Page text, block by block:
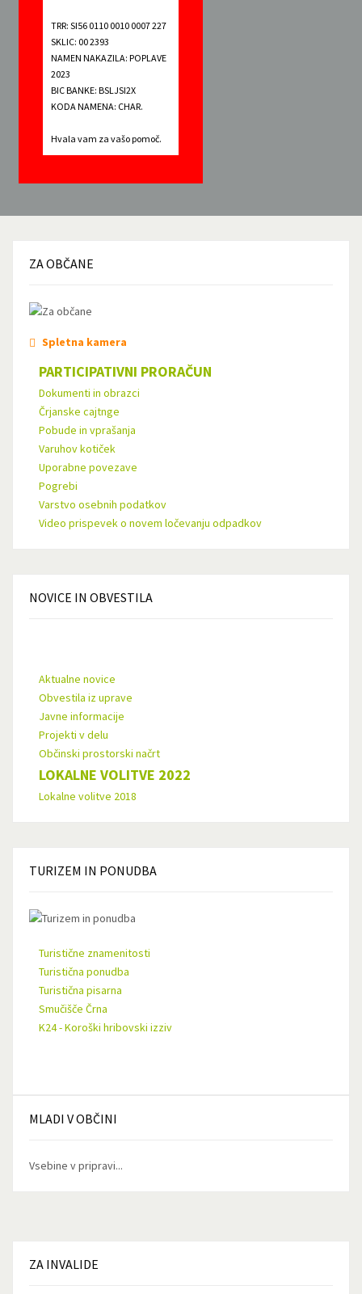
TRR: SI56 0110 0010 0007 227
SKLIC: 00 2393
NAMEN NAKAZILA: POPLAVE
2023
BIC BANKE: BSLJSI2X
KODA NAMENA: CHAR.
Hvala vam za vašo pomoč.
ZAOBČANE
Spletna kamera
PARTICIPATIVNI PRORAČUN
Dokumenti in obrazci
Črjanske cajtnge
Pobude in vprašanja
Varuhov kotiček
Uporabne povezave
Pogrebi
Varstvo osebnih podatkov
Video prispevek o novem ločevanju odpadkov
NOVICE IN OBVESTILA
Aktualne novice
Obvestila iz uprave
Javne informacije
Projekti v delu
Občinski prostorski načrt
LOKALNE VOLITVE 2022
Lokalne volitve 2018
TURIZEM IN PONUDBA
Turistične znamenitosti
Turistična ponudba
Turistična pisarna
Smučišče Črna
K24 - Koroški hribovski izziv
MLADI V OBČINI
Vsebine v pripravi...
ZA INVALIDE